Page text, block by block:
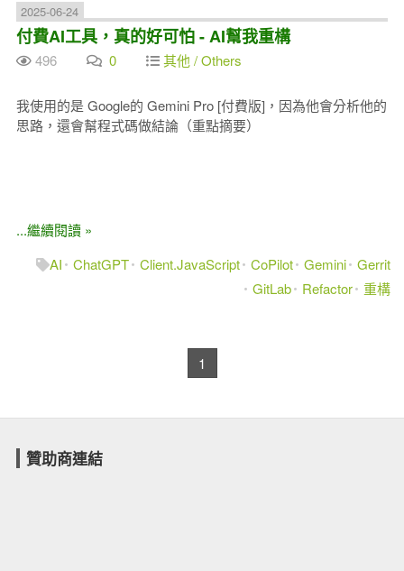
2025-06-24
付費AI工具，真的好可怕 - AI幫我重構
496 0 其他 / Others
我使用的是 Google的 Gemini Pro [付費版]，因為他會分析他的
思路，還會幫程式碼做結論（重點摘要）
...繼續閱讀 »
AI
ChatGPT Client.JavaScript CoPilot Gemini Gerrit
GitLab
Refactor 重構
1
贊助商連結